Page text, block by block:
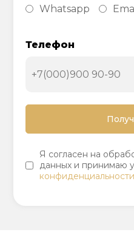
Whatsapp
Телефон
Я согласен на
данных и принимаю
конфиденциальности